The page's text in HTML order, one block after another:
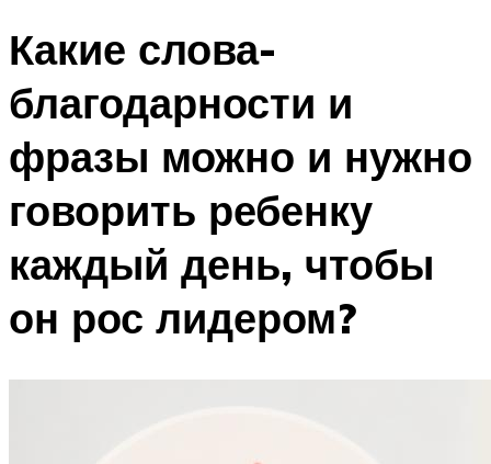
Какие слова-
благодарности и
фразы можно и нужно
говорить ребенку
каждый день, чтобы
он рос лидером?